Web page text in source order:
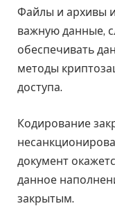
Файлы и архивы
важную данные,
обеспечивать
методы
доступа.
Кодирование
документ
данное
закрытым.